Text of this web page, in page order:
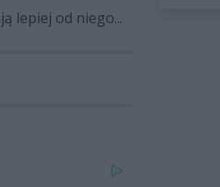
lepiej od niego...